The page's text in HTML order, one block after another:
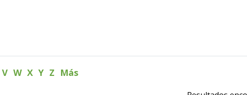
V W X Y Z Más